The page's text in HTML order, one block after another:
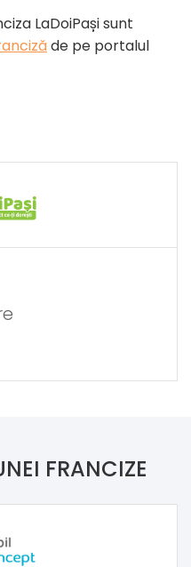
LaDoiPași sunt
de pe portalul
FRANCIZE